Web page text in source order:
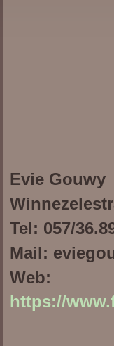
Evie Gouwy
Tel: 057/
Mail:
Web:
https://